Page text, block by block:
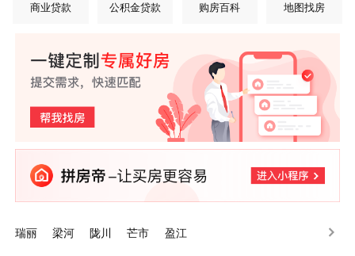
商业贷款 公积金贷款 购房百科 地图找房
瑞丽 梁河 陇川 芒市 盈江